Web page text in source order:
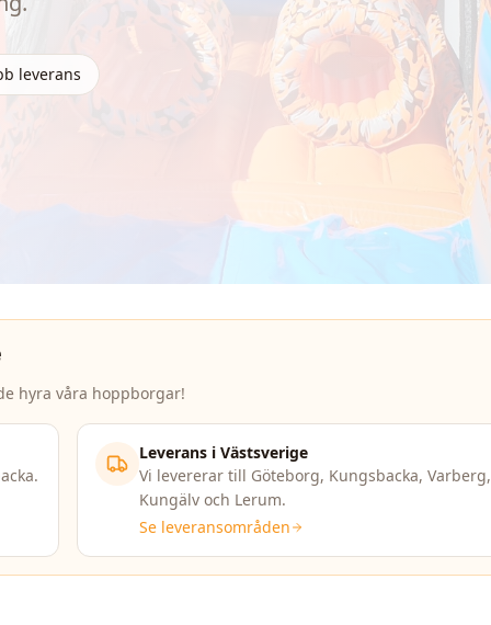
leverans
hyra våra hoppborgar!
Leverans i Västsverige
Vi levererar till Göteborg, Kungsbacka, Varberg,
Kungälv och Lerum.
Se leveransområden